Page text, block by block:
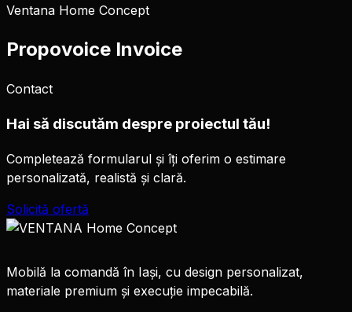
Ventana Home Concept
Propovoice Invoice
Contact
Hai să discutăm despre proiectul tău!
Completează formularul și îți oferim o estimare
personalizată, realistă și clară.
Solicită ofertă
Mobilă la comandă în Iași, cu design personalizat,
materiale premium și execuție impecabilă.